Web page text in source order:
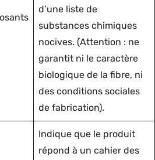
d’une liste de
substances chimiques
nocives. (Attention : ne
garantit ni le caractère
biologique de la fibre, ni
des conditions sociales
de fabrication).
Indique que le produit
répond à un cahier des